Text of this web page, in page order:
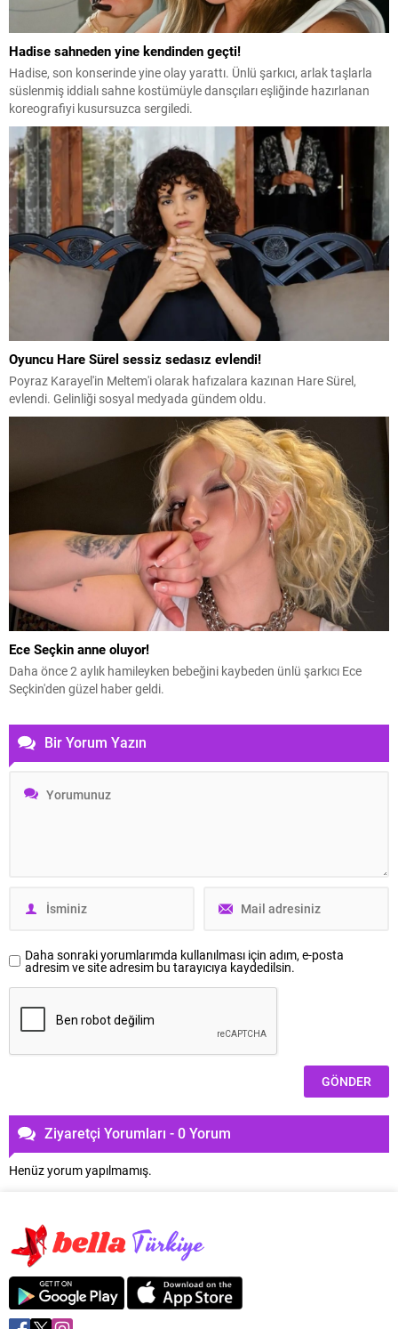
Hadise sahneden yine kendinden geçti!
Hadise, son konserinde yine olay yarattı. Ünlü şarkıcı, arlak taşlarla
süslenmiş iddialı sahne kostümüyle dansçıları eşliğinde hazırlanan
koreografiyi kusursuzca sergiledi.
Oyuncu Hare Sürel sessiz sedasız evlendi!
Poyraz Karayel'in Meltem'i olarak hafızalara kazınan Hare Sürel,
evlendi. Gelinliği sosyal medyada gündem oldu.
Ece Seçkin anne oluyor!
Daha önce 2 aylık hamileyken bebeğini kaybeden ünlü şarkıcı Ece
Seçkin'den güzel haber geldi.
Bir Yorum Yazın
Daha sonraki yorumlarımda kullanılması için adım, e-posta
adresim ve site adresim bu tarayıcıya kaydedilsin.
Ziyaretçi Yorumları - 0 Yorum
Henüz yorum yapılmamış.